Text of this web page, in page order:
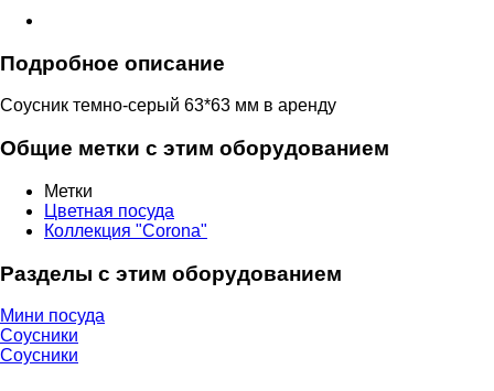
Подробное описание
Соусник темно-серый 63*63 мм в аренду
Общие метки с этим оборудованием
Метки
Цветная посуда
Коллекция "Corona"
Разделы с этим оборудованием
Мини посуда
Соусники
Соусники